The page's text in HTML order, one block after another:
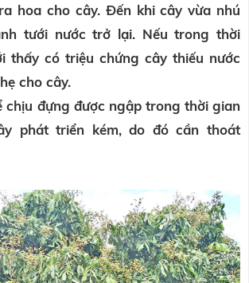
hoa cho cây. Đến khi cây vừa nhú
tưới nước trở lại. Nếu trong thời
thấy có triệu chứng cây thiếu nước
cho cây.
chịu đựng được ngập trong thời gian
phát triển kém, do đó cần thoát